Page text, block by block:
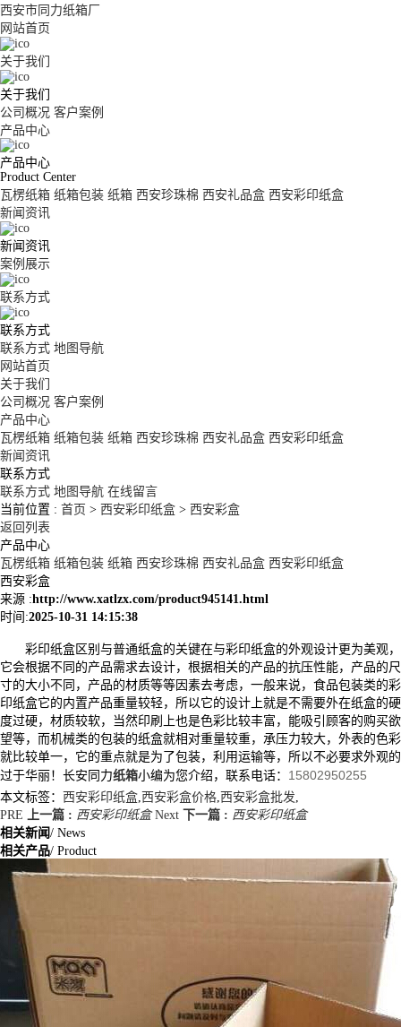
西安市同力纸箱厂
网站首页
关于我们
关于我们
公司概况 客户案例
产品中心
产品中心
Product Center
瓦楞纸箱 纸箱包装 纸箱 西安珍珠棉 西安礼品盒 西安彩印纸盒
新闻资讯
新闻资讯
案例展示
联系方式
联系方式
联系方式 地图导航
网站首页
关于我们
公司概况 客户案例
产品中心
瓦楞纸箱 纸箱包装 纸箱 西安珍珠棉 西安礼品盒 西安彩印纸盒
新闻资讯
联系方式
联系方式 地图导航 在线留言
当前位置 : 首页 > 西安彩印纸盒 > 西安彩盒
返回列表
产品中心
瓦楞纸箱 纸箱包装 纸箱 西安珍珠棉 西安礼品盒 西安彩印纸盒
西安彩盒
来源 :http://www.xatlzx.com/product945141.html
时间:2025-10-31 14:15:38
彩印纸盒区别与普通纸盒的关键在与彩印纸盒的外观设计更为美观，
它会根据不同的产品需求去设计，根据相关的产品的抗压性能，产品的尺
寸的大小不同，产品的材质等等因素去考虑，一般来说，食品包装类的彩
印纸盒它的内置产品重量较轻，所以它的设计上就是不需要外在纸盒的硬
度过硬，材质较软，当然印刷上也是色彩比较丰富，能吸引顾客的购买欲
望等，而机械类的包装的纸盒就相对重量较重，承压力较大，外表的色彩
就比较单一，它的重点就是为了包装，利用运输等，所以不必要求外观的
过于华丽！长安同力纸箱小编为您介绍，联系电话： 15802950255
本文标签： 西安彩印纸盒 西安彩盒价格 西安彩盒批发
PRE
上一篇 : 西安彩印纸盒 Next 下一篇 : 西安彩印纸盒
相关新闻/ News
相关产品/ Product